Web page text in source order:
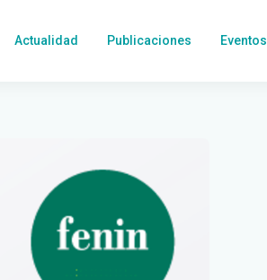
Actualidad Publicaciones Eventos